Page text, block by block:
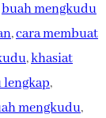
buah mengkudu
, cara membuat
, khasiat
lengkap
mengkudu